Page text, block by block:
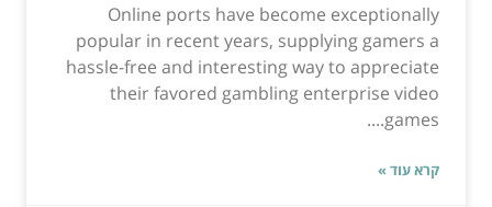
Online ports have become exceptionally
popular in recent years, supplying gamers a
hassle-free and interesting way to appreciate
their favored gambling enterprise video
games....
קרא עוד »